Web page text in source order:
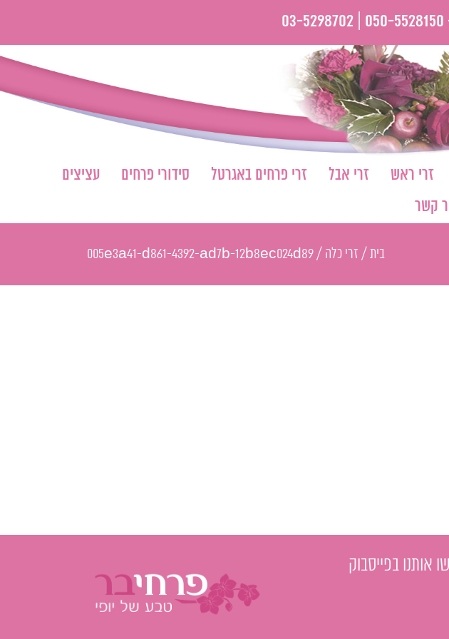
050-5528150 |
03-5298702
זרי ראש זרי אבל זרי פרחים באגרטל סידורי פרחים
עציצים
קשר
בית / זרי כלה /
005e3a41-d861-4392-ad7b-12b8ec024d89
אותנו בפייסבוק